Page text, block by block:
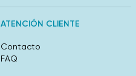
ATENCIÓN CLIENTE
Contacto
FAQ